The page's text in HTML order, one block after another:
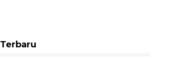
Terbaru